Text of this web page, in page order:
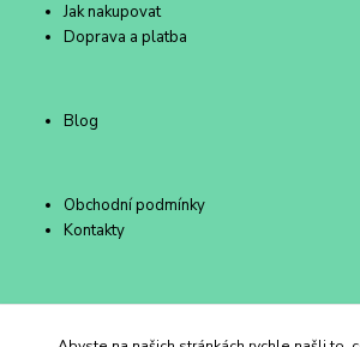
Jak nakupovat
Doprava a platba
Blog
Obchodní podmínky
Kontakty
Duhový Ateliér Kroměříž